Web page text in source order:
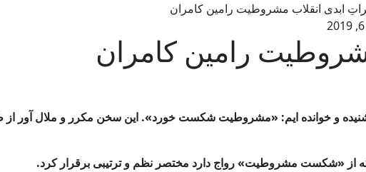
ابدی انقلاب مشروطیت رامین كامران
رامین كامران
را شنیده و خوانده ایم: «مشروطیت شكست خورد». این سخن مكرر و ملال آور
كه از «شكست مشروطیت»رواج دارد مختصر نظم و ترتیبی برقرار كرد.